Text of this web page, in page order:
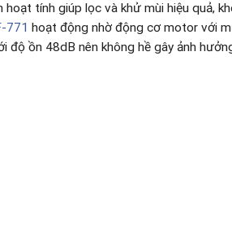
tính giúp lọc và khử mùi hiệu quả,
771 hoạt động nhờ động cơ motor với
ồn 48dB nên không hề gây ảnh